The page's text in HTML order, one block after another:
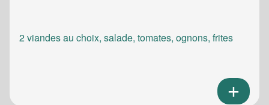
2 viandes au choix, salade, tomates, ognons, frites